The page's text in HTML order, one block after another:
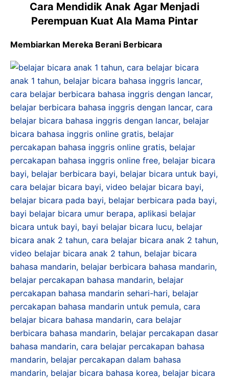
Cara Mendidik Anak Agar Menjadi
Perempuan Kuat Ala Mama Pintar
Membiarkan Mereka Berani Berbicara